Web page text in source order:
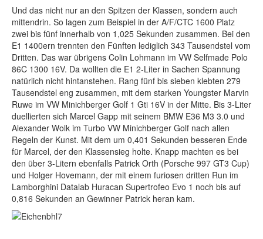
Und das nicht nur an den Spitzen der Klassen, sondern auch
mittendrin. So lagen zum Beispiel in der A/F/CTC 1600 Platz
zwei bis fünf innerhalb von 1,025 Sekunden zusammen. Bei den
E1 1400ern trennten den Fünften lediglich 343 Tausendstel vom
Dritten. Das war übrigens Colin Lohmann im VW Selfmade Polo
86C 1300 16V. Da wollten die E1 2-Liter in Sachen Spannung
natürlich nicht hintanstehen. Rang fünf bis sieben klebten 279
Tausendstel eng zusammen, mit dem starken Youngster Marvin
Ruwe im VW Minichberger Golf 1 Gti 16V in der Mitte. Bis 3-Liter
duellierten sich Marcel Gapp mit seinem BMW E36 M3 3.0 und
Alexander Wolk im Turbo VW Minichberger Golf nach allen
Regeln der Kunst. Mit dem um 0,401 Sekunden besseren Ende
für Marcel, der den Klassensieg holte. Knapp machten es bei
den über 3-Litern ebenfalls Patrick Orth (Porsche 997 GT3 Cup)
und Holger Hovemann, der mit einem furiosen dritten Run im
Lamborghini Datalab Huracan Supertrofeo Evo 1 noch bis auf
0,816 Sekunden an Gewinner Patrick heran kam.